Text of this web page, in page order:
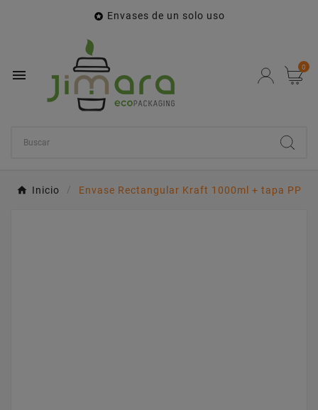
 Envases de un solo uso
 0
Inicio Envase Rectangular Kraft 1000ml + tapa PP